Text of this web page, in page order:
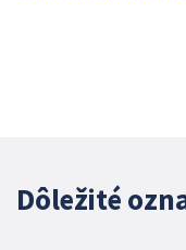
Dôležité